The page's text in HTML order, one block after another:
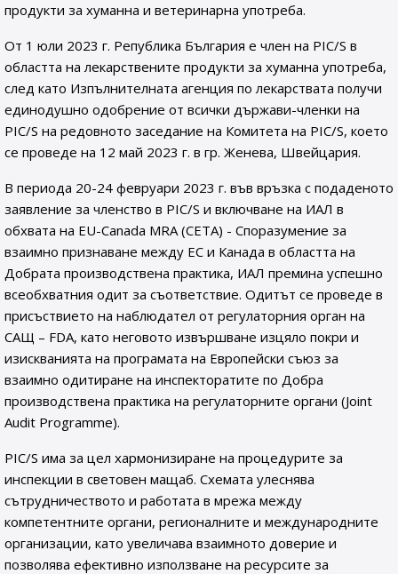
продукти за хуманна и ветеринарна употреба.
От 1 юли 2023 г. Република България е член на PIC/S в
областта на лекарствените продукти за хуманна употреба,
след като Изпълнителната агенция по лекарствата получи
единодушно одобрение от всички държави-членки на
PIC/S на редовното заседание на Комитета на PIC/S, което
се проведе на 12 май 2023 г. в гр. Женева, Швейцария.
В периода 20-24 февруари 2023 г. във връзка с подаденото
заявление за членство в PIC/S и включване на ИАЛ в
обхвата на EU-Canada MRA (CETA) - Споразумение за
взаимно признаване между ЕС и Канада в областта на
Добрата производствена практика, ИАЛ премина успешно
всеобхватния одит за съответствие. Oдитът се проведе в
присъствието на наблюдател от регулаторния орган на
САЩ – FDA, като неговото извършване изцяло покри и
изискванията на програмата на Европейски съюз за
взаимно одитиране на инспекторатите по Добра
производствена практика на регулаторните органи (Joint
Audit Programme).
PIC/S има за цел хармонизиране на процедурите за
инспекции в световен мащаб. Схемата улеснява
сътрудничеството и работата в мрежа между
компетентните органи, регионалните и международните
организации, като увеличава взаимното доверие и
позволява ефективно използване на ресурсите за